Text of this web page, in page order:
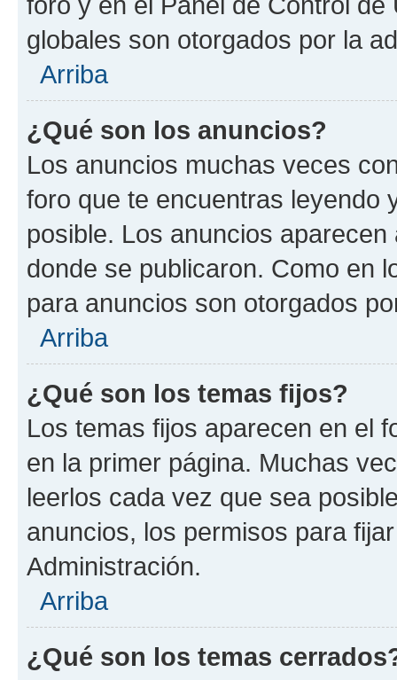
globales son otorgados por la
Arriba
¿Qué son los anuncios?
Los anuncios muchas veces
foro que te encuentras leyendo
posible. Los anuncios
donde se publicaron. Como en
para anuncios son otorgados
Arriba
¿Qué son los temas fijos?
Los temas fijos aparecen en el
en la primer página. Muchas
leerlos cada vez que sea
anuncios, los permisos para
Administración.
Arriba
¿Qué son los temas